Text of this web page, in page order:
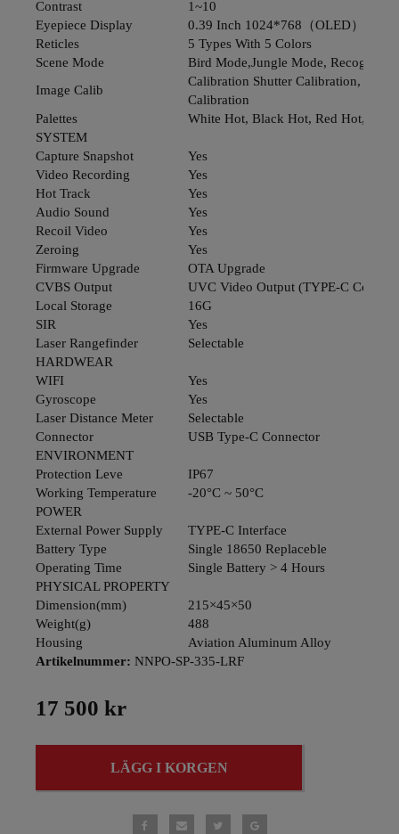
Contrast
1~10
Eyepiece Display
0.39 Inch 1024*768（OLED）
Reticles
5 Types With 5 Colors
Scene Mode
Bird Mode,Jungle Mode,
Image Calib
Calibration Shutter Calibration,
Calibration
Palettes
White Hot, Black Hot, Red Hot,
SYSTEM
Capture Snapshot
Yes
Video Recording
Yes
Hot Track
Yes
Audio Sound
Yes
Recoil Video
Yes
Zeroing
Yes
Firmware Upgrade
OTA Upgrade
CVBS Output
UVC Video Output (TYPE-C
Local Storage
16G
SIR
Yes
Laser Rangefinder
Selectable
HARDWEAR
WIFI
Yes
Gyroscope
Yes
Laser Distance Meter
Selectable
Connector
USB Type-C Connector
ENVIRONMENT
Protection Leve
IP67
Working Temperature
-20°C ~ 50°C
POWER
External Power Supply
TYPE-C Interface
Battery Type
Single 18650 Replaceble
Operating Time
Single Battery > 4 Hours
PHYSICAL PROPERTY
Dimension(mm)
215×45×50
Weight(g)
488
Housing
Aviation Aluminum Alloy
Artikelnummer: NNPO-SP-335-LRF
17 500 kr
LÄGG I KORGEN